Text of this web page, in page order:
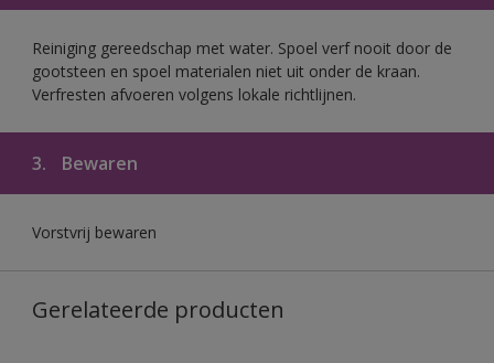
Reiniging gereedschap met water. Spoel verf nooit door de
gootsteen en spoel materialen niet uit onder de kraan.
Verfresten afvoeren volgens lokale richtlijnen.
3. Bewaren
Vorstvrij bewaren
Gerelateerde producten